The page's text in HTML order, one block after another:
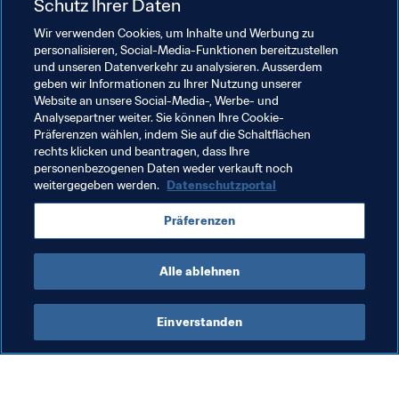
hinnehmen, gegen die anderen vier Gegner nur 12.
Der Finalist des Jahres 2006 wird zum sechsten Mal
bei der WM dabei sein.
Zwei Spieler der Celeste, die bereits an der WM
2009 in Dubai teilgenommen haben, gehören noch
immer zum Team, und zwar der Flügelspieler Matías
Cabrera und der jetzige Trainer Miguel Aguirre.
Verwandte Themen
Paraguay Brazil Uruguay
Schutz Ihrer Daten
Wir verwenden Cookies, um Inhalte und Werbung zu
personalisieren, Social-Media-Funktionen bereitzustellen
und unseren Datenverkehr zu analysieren. Ausserdem
geben wir Informationen zu Ihrer Nutzung unserer
Website an unsere Social-Media-, Werbe- und
Analysepartner weiter. Sie können Ihre Cookie-
Präferenzen wählen, indem Sie auf die Schaltflächen
rechts klicken und beantragen, dass Ihre
personenbezogenen Daten weder verkauft noch
weitergegeben werden. Datenschutzportal
Präferenzen
Alle ablehnen
Einverstanden